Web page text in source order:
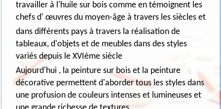
travailler à l'huile sur bois comme en témoignent les
chefs d' œuvres du moyen-âge à travers les siècles et
dans différents pays à travers la réalisation de
tableaux, d'objets et de meubles dans des styles
variés depuis le XVIème siècle
Aujourd'hui , la peinture sur bois et la peinture
décorative permettent d'aborder tous les styles dans
une profusion de couleurs intenses et lumineuses et